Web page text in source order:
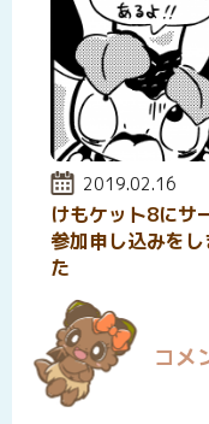
投稿日:
2019.02.16
けもケット8にサ
参加申し込みをし
た
コメ